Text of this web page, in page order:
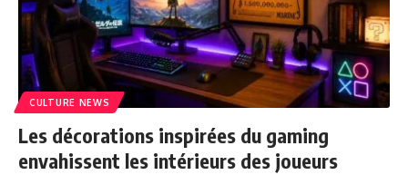
CULTURE NEWS
Les décorations inspirées du gaming
envahissent les intérieurs des joueurs